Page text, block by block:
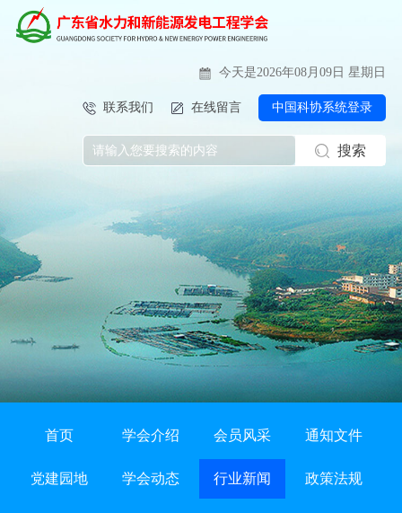
今天是2026年08月09日 星期日
联系我们 在线留言 中国科协系统登录
搜索
首页 学会介绍 会员风采 通知文件
党建园地 学会动态 行业新闻 政策法规